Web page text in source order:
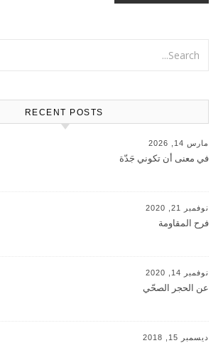
RECENT POSTS
مارس 14, 2026
في معنى أن تكوني جَدّة
نوفمبر 21, 2020
فرح المقاومة
نوفمبر 14, 2020
عن الحجر الصحّي
ديسمبر 15, 2018